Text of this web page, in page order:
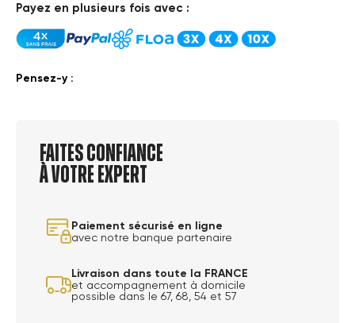
Payez en plusieurs fois avec :
Pensez-y :
Faites confiance
à votre expert
Paiement sécurisé en ligne
avec notre banque partenaire
Livraison dans toute la FRANCE
et accompagnement à domicile
possible dans le 67, 68, 54 et 57